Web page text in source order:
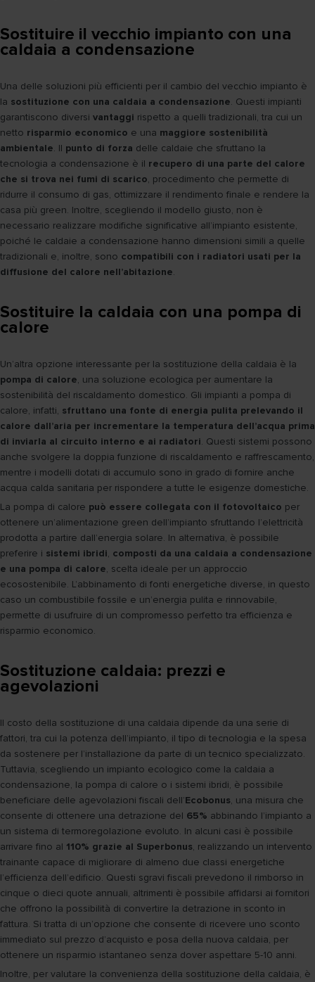
Sostituire il vecchio impianto con una
caldaia a condensazione
Una delle soluzioni più efficienti per il cambio del vecchio impianto è
la sostituzione con una caldaia a condensazione. Questi impianti
garantiscono diversi vantaggi rispetto a quelli tradizionali, tra cui un
netto risparmio economico e una maggiore sostenibilità
ambientale. Il punto di forza delle caldaie che sfruttano la
tecnologia a condensazione è il recupero di una parte del calore
che si trova nei fumi di scarico, procedimento che permette di
ridurre il consumo di gas, ottimizzare il rendimento finale e rendere la
casa più green. Inoltre, scegliendo il modello giusto, non è
necessario realizzare modifiche significative all’impianto esistente,
poiché le caldaie a condensazione hanno dimensioni simili a quelle
tradizionali e, inoltre, sono compatibili con i radiatori usati per la
diffusione del calore nell’abitazione.
Sostituire la caldaia con una pompa di
calore
Un’altra opzione interessante per la sostituzione della caldaia è la
pompa di calore, una soluzione ecologica per aumentare la
sostenibilità del riscaldamento domestico. Gli impianti a pompa di
calore, infatti, sfruttano una fonte di energia pulita prelevando il
calore dall’aria per incrementare la temperatura dell’acqua prima
di inviarla al circuito interno e ai radiatori. Questi sistemi possono
anche svolgere la doppia funzione di riscaldamento e raffrescamento,
mentre i modelli dotati di accumulo sono in grado di fornire anche
acqua calda sanitaria per rispondere a tutte le esigenze domestiche.
La pompa di calore può essere collegata con il fotovoltaico per
ottenere un’alimentazione green dell’impianto sfruttando l’elettricità
prodotta a partire dall’energia solare. In alternativa, è possibile
preferire i sistemi ibridi, composti da una caldaia a condensazione
e una pompa di calore, scelta ideale per un approccio
ecosostenibile. L’abbinamento di fonti energetiche diverse, in questo
caso un combustibile fossile e un’energia pulita e rinnovabile,
permette di usufruire di un compromesso perfetto tra efficienza e
risparmio economico.
Sostituzione caldaia: prezzi e
agevolazioni
Il costo della sostituzione di una caldaia dipende da una serie di
fattori, tra cui la potenza dell’impianto, il tipo di tecnologia e la spesa
da sostenere per l’installazione da parte di un tecnico specializzato.
Tuttavia, scegliendo un impianto ecologico come la caldaia a
condensazione, la pompa di calore o i sistemi ibridi, è possibile
beneficiare delle agevolazioni fiscali dell’Ecobonus, una misura che
consente di ottenere una detrazione del 65% abbinando l’impianto a
un sistema di termoregolazione evoluto. In alcuni casi è possibile
arrivare fino al 110% grazie al Superbonus, realizzando un intervento
trainante capace di migliorare di almeno due classi energetiche
l’efficienza dell’edificio. Questi sgravi fiscali prevedono il rimborso in
cinque o dieci quote annuali, altrimenti è possibile affidarsi ai fornitori
che offrono la possibilità di convertire la detrazione in sconto in
fattura. Si tratta di un’opzione che consente di ricevere uno sconto
immediato sul prezzo d’acquisto e posa della nuova caldaia, per
ottenere un risparmio istantaneo senza dover aspettare 5-10 anni.
Inoltre, per valutare la convenienza della sostituzione della caldaia, è